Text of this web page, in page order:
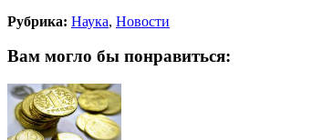
Рубрика: Наука, Новости
Вам могло бы понравиться: